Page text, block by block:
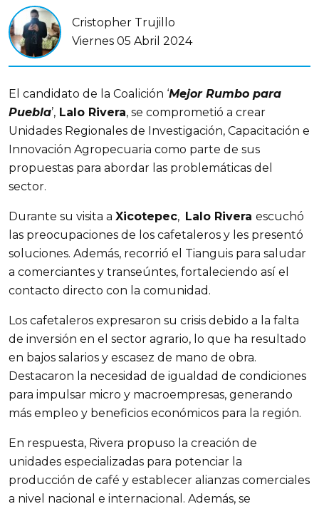
Cristopher Trujillo
Viernes 05 Abril 2024
El candidato de la Coalición ‘Mejor Rumbo para
Puebla’, Lalo Rivera, se comprometió a crear
Unidades Regionales de Investigación, Capacitación e
Innovación Agropecuaria como parte de sus
propuestas para abordar las problemáticas del
sector.
Durante su visita a Xicotepec, Lalo Rivera escuchó
las preocupaciones de los cafetaleros y les presentó
soluciones. Además, recorrió el Tianguis para saludar
a comerciantes y transeúntes, fortaleciendo así el
contacto directo con la comunidad.
Los cafetaleros expresaron su crisis debido a la falta
de inversión en el sector agrario, lo que ha resultado
en bajos salarios y escasez de mano de obra.
Destacaron la necesidad de igualdad de condiciones
para impulsar micro y macroempresas, generando
más empleo y beneficios económicos para la región.
En respuesta, Rivera propuso la creación de
unidades especializadas para potenciar la
producción de café y establecer alianzas comerciales
a nivel nacional e internacional. Además, se